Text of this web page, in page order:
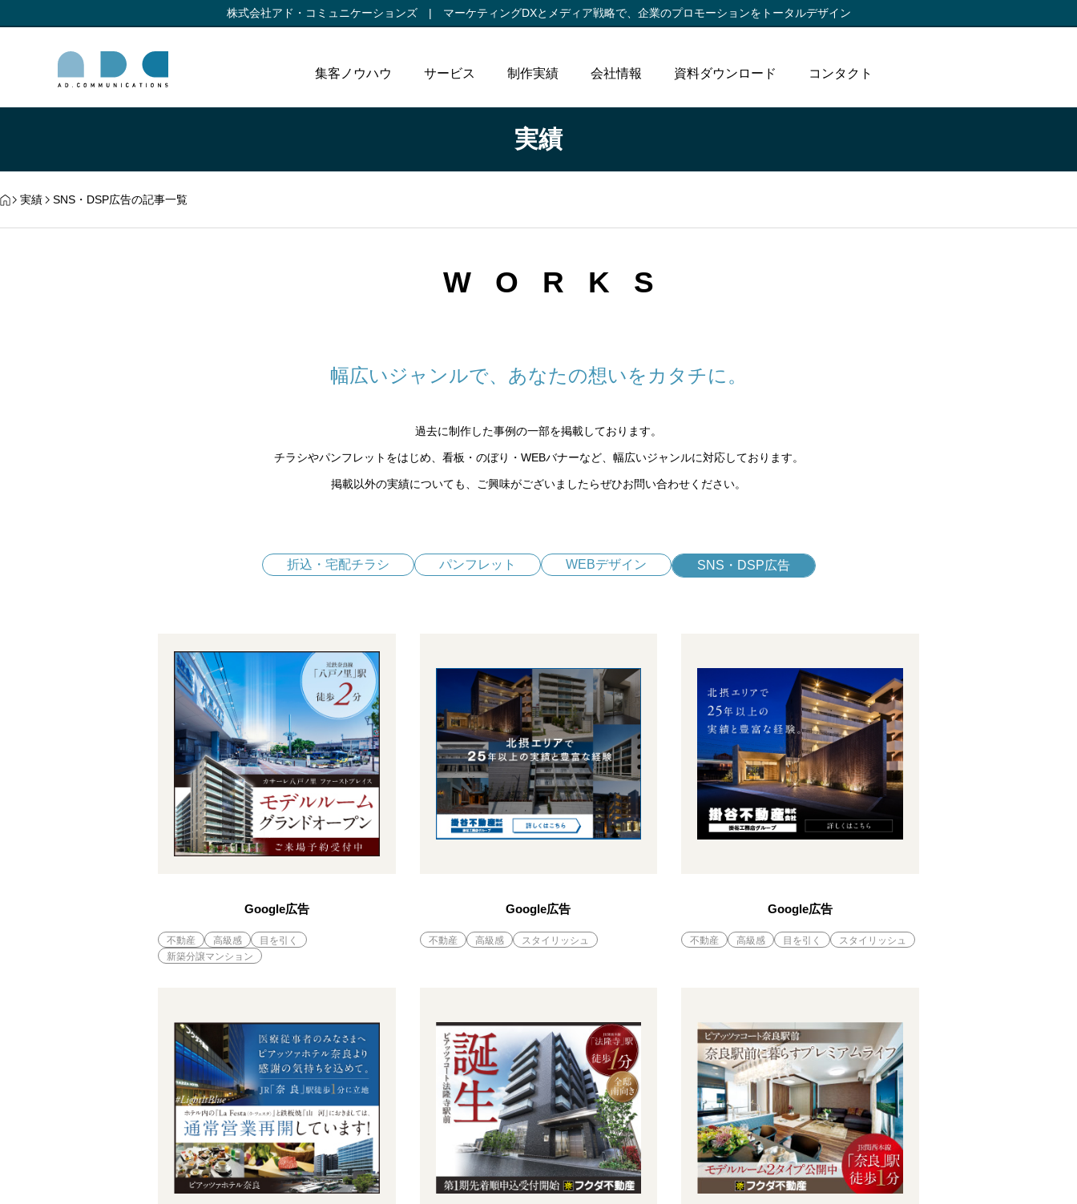
株式会社アド・コミュニケーションズ | マーケティングDXとメディア戦略で、 企業のプロモーションをトータルデザイン
集客ノウハウ サービス 制作実績 会社情報 資料ダウンロード コンタクト
実績
実績 SNS・DSP広告の記事一覧
WORKS
幅広いジャンルで、 あなたの想いをカタチに。
過去に制作した事例の一部を掲載しております。
チラシやパンフレットをはじめ、看板・のぼり・WEBバナーなど、幅広いジャンルに対応しております。
掲載以外の実績についても、ご興味がございましたらぜひお問い合わせください。
折込・宅配チラシ パンフレット WEBデザイン SNS・DSP広告
Google広告
不動産 高級感
目を引く
新築分譲マンション
Google広告
不動産 高級感 スタイリッシュ
Google広告
不動産 高級感 目を引く スタイリッシュ